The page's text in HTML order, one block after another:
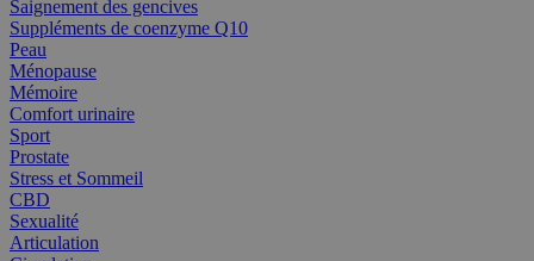
Saignement des gencives
Suppléments de coenzyme Q10
Peau
Ménopause
Mémoire
Comfort urinaire
Sport
Prostate
Stress et Sommeil
CBD
Sexualité
Articulation